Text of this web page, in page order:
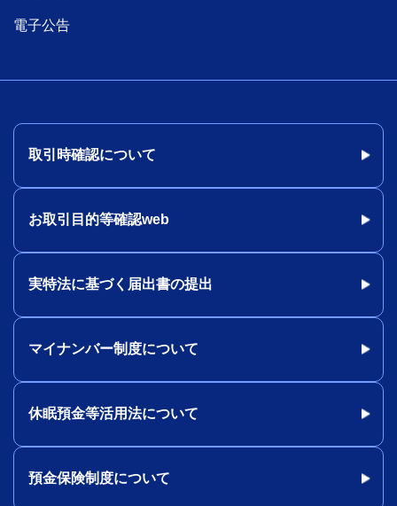
電子公告
取引時確認について
お取引目的等確認web
実特法に基づく届出書の提出
マイナンバー制度について
休眠預金等活用法について
預金保険制度について